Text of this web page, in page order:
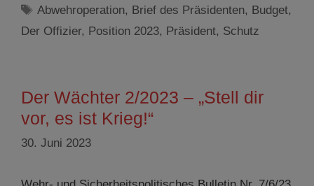
Schlagwörter
Abwehroperation, Brief des Präsidenten, Budget,
Der Offizier, Position 2023, Präsident, Schutz
Der Wächter 2/2023 – „Stell dir
vor, es ist Krieg!“
30. Juni 2023